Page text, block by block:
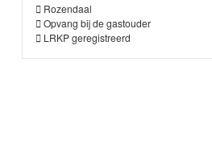
Rozendaal
Opvang bij de gastouder
LRKP geregistreerd